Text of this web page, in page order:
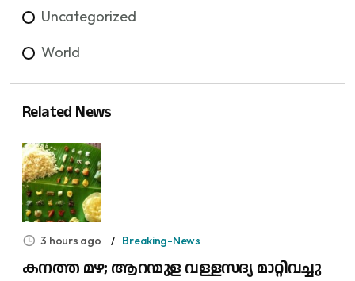
Uncategorized
World
Related News
3 hours ago Breaking-News
കനത്ത മഴ; ആറന്മുള വള്ളസദ്യ മാറ്റിവച്ചു